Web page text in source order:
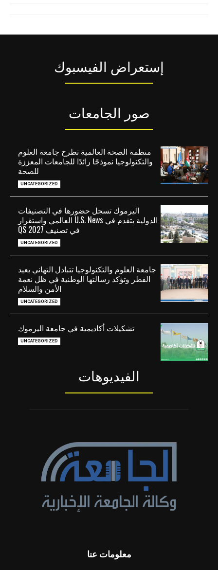
إستعراض الفيسبوك
صور الجامعات
منظمة الصحة العالمية تطرح جامعة العلوم
والتكنولوجيا نموذجًا رائدًا للجامعات المعززة
للصحة
UNCATEGORIZED
اليرموك تسجل حضورها في التصنيفات
الدولية بتقدم في U.S. News العالمي واستقرار
في تصنيف QS 2027
UNCATEGORIZED
جامعة العلوم والتكنولوجيا تتبادل التهاني بعيد
الفطر وتؤكد رسالتها الوطنية في ظل نعمة
الأمن والسلام
UNCATEGORIZED
تشكيلات أكاديمية في جامعة اليرموك
UNCATEGORIZED
الفيديوهات
معلومات عنا